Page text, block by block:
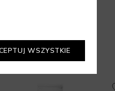
WSZYSTKIE